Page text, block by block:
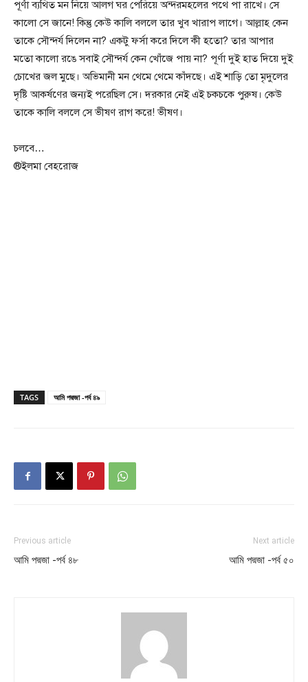
পূর্ণা ব্যথিত মন নিয়ে আলগ ঘর পেরিয়ে অন্দরমহলের পথে পা রাখে। সে
কালো সে জানে! কিন্তু কেউ কালি বললে তার খুব খারাপ লাগে। আল্লাহ কেন
তাকে সৌন্দর্য দিলেন না? একটু ফর্সা করে দিলে কী হতো? তার আপার
মতো কালো রঙে সবাই সৌন্দর্য কেন খোঁজে পায় না? পূর্ণা দুই হাত দিয়ে দুই
চোখের জল মুছে। অভিমানী মন থেমে থেমে কাঁদছে। এই শাড়ি তো মৃদুলের
দৃষ্টি আকর্ষণের জন্যই পরেছিল সে। দরকার নেই এই চকচকে পুরুষ। কেউ
তাকে কালি বললে সে ভীষণ রাগ করে! ভীষণ।
চলবে…
®ইলমা বেহরোজ
TAGS আমি পদ্মজা -পর্ব ৪৯
Previous article
আমি পদ্মজা -পর্ব ৪৮
Next article
আমি পদ্মজা -পর্ব ৫০